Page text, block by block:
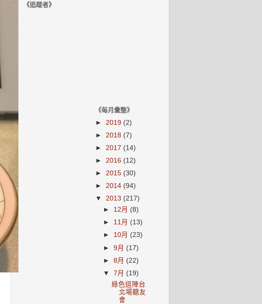
《追蹤者》
《每月彙整》
► 2019 (2)
► 2018 (7)
► 2017 (14)
► 2016 (12)
► 2015 (30)
► 2014 (94)
▼ 2013 (217)
► 12月 (8)
► 11月 (13)
► 10月 (23)
►9月 (17)
►8月 (22)
▼7月 (19)
綠色逗陣台
北場聽友
會